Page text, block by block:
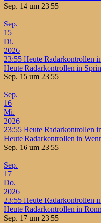
Sep. 14 um 23:55
Sep.
15
Di.
2026
23:55 Heute Radarkontrollen
Heute Radarkontrollen in
Sep. 15 um 23:55
Sep.
16
Mi.
2026
23:55 Heute Radarkontrollen
Heute Radarkontrollen in
Sep. 16 um 23:55
Sep.
17
Do.
2026
23:55 Heute Radarkontrollen
Heute Radarkontrollen in
Sep. 17 um 23:55